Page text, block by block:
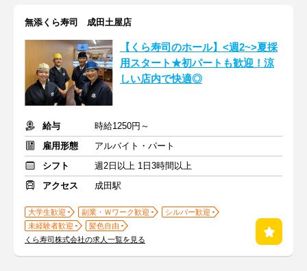
無添くら寿司 成田土屋店
【くら寿司のホール】<週2~>夏採
用スタート★初パートも歓迎！涼
しい店内で快適◎
給与
時給1250円～
雇用形態
アルバイト・パート
シフト
週2日以上 1日3時間以上
アクセス
成田駅
大学生歓迎 副業・Ｗワーク歓迎
シルバー歓迎
未経験者歓迎
髪色自由
くら寿司株式会社の求人一覧を見る